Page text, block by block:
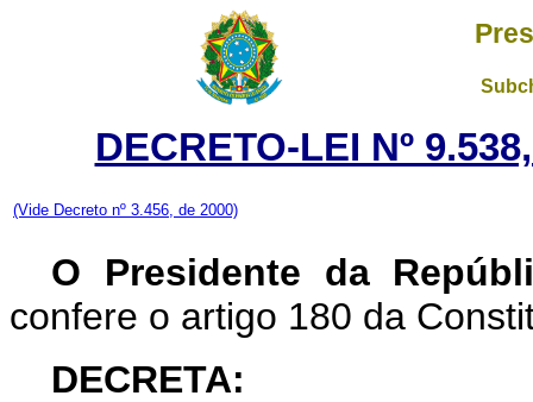
DECRETO-LEI Nº
(Vide Decreto nº 3.456, de 2000)
O Presidente da
confere o artigo 180 da
DECRETA: